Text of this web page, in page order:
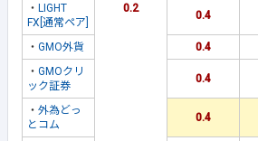
0.2
・ LIGHT
FX[通常ペア]
0.4
・ GMO外貨 0.4
・ GMOクリ
ック証券
0.4
・ 外為どっ
とコム
0.4